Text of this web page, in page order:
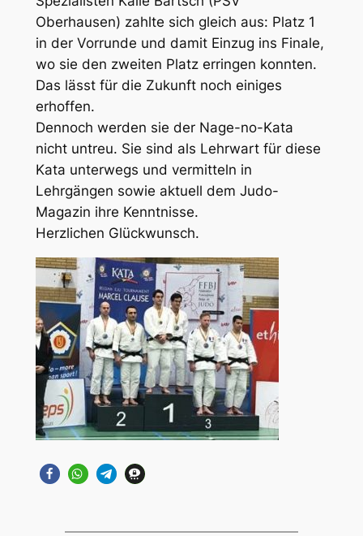
Oberhausen) zahlte sich gleich aus: Platz 1
in der Vorrunde und damit Einzug ins Finale,
wo sie den zweiten Platz erringen konnten.
Das lässt für die Zukunft noch einiges
erhoffen.
Dennoch werden sie der Nage-no-Kata
nicht untreu. Sie sind als Lehrwart für diese
Kata unterwegs und vermitteln in
Lehrgängen sowie aktuell dem Judo-
Magazin ihre Kenntnisse.
Herzlichen Glückwunsch.